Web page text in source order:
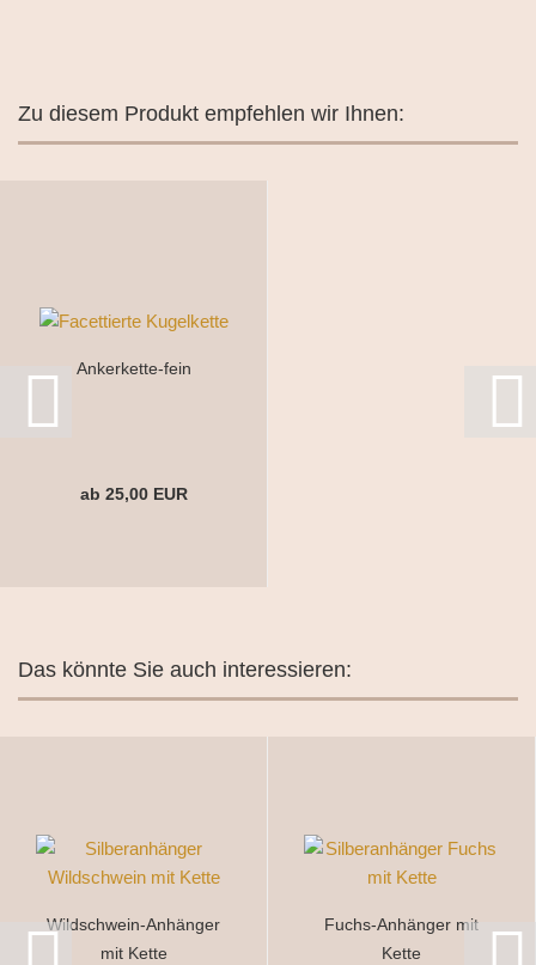
Zu diesem Produkt empfehlen wir Ihnen:
Ankerkette-fein
ab 25,00 EUR
Das könnte Sie auch interessieren:
Wildschwein-Anhänger
mit Kette
Fuchs-Anhänger mit
Kette